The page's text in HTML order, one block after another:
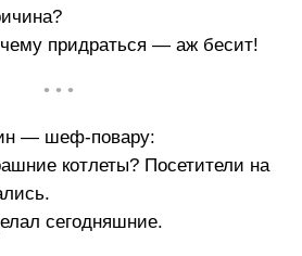
придраться — аж бесит!
• • •
— шеф-повару:
котлеты? Посетители на
сегодняшние.